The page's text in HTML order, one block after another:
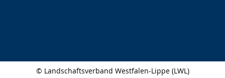
© Landschaftsverband Westfalen-Lippe (LWL)